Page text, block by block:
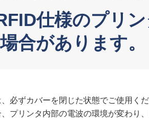
仕様のプリ
合があります。
必ずカバーを閉じた状態でご使用くだ
プリンタ内部の電波の環境が変わり